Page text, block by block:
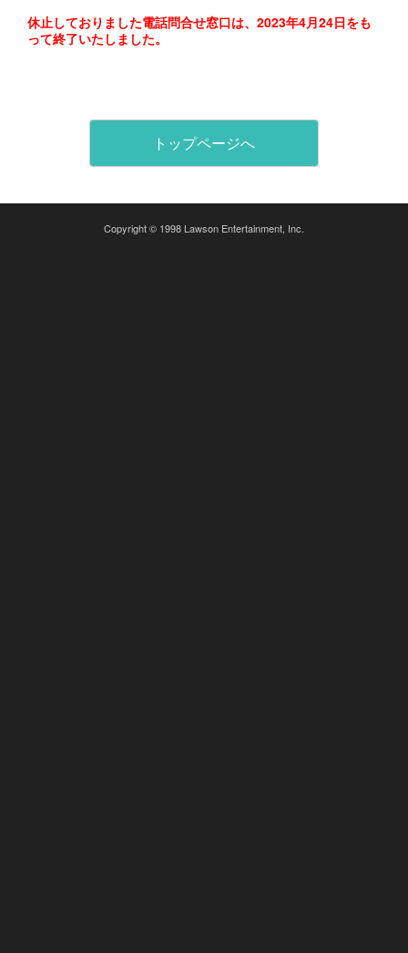
休止しておりました電話問合せ窓口は、2023年4月24日をも
って終了いたしました。
トップページへ
Copyright © 1998 Lawson Entertainment, Inc.